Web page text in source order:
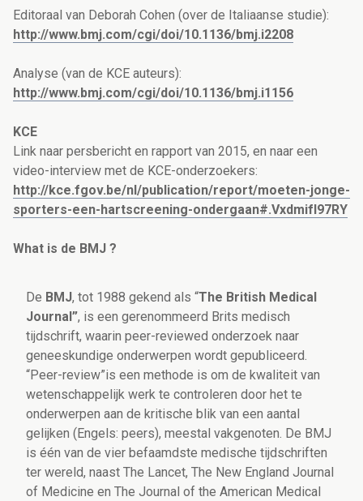
Editoraal van Deborah Cohen (over de Italiaanse studie):
http://www.bmj.com/cgi/doi/10.1136/bmj.i2208
Analyse (van de KCE auteurs):
http://www.bmj.com/cgi/doi/10.1136/bmj.i1156
KCE
Link naar persbericht en rapport van 2015, en naar een
video-interview met de KCE-onderzoekers:
http://kce.fgov.be/nl/publication/report/moeten-jonge-
sporters-een-hartscreening-ondergaan#.Vxdmifl97RY
What is de BMJ ?
De BMJ, tot 1988 gekend als “The British Medical
Journal”, is een gerenommeerd Brits medisch
tijdschrift, waarin peer-reviewed onderzoek naar
geneeskundige onderwerpen wordt gepubliceerd.
“Peer-review”is een methode is om de kwaliteit van
wetenschappelijk werk te controleren door het te
onderwerpen aan de kritische blik van een aantal
gelijken (Engels: peers), meestal vakgenoten. De BMJ
is één van de vier befaamdste medische tijdschriften
ter wereld, naast The Lancet, The New England Journal
of Medicine en The Journal of the American Medical